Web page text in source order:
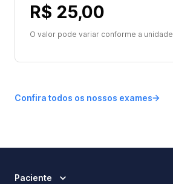
R$ 25,00
O valor pode variar conforme a unidade
Confira todos os nossos exames
Paciente